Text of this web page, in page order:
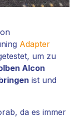
Adapter
um zu
Alcon
ist und
da es immer